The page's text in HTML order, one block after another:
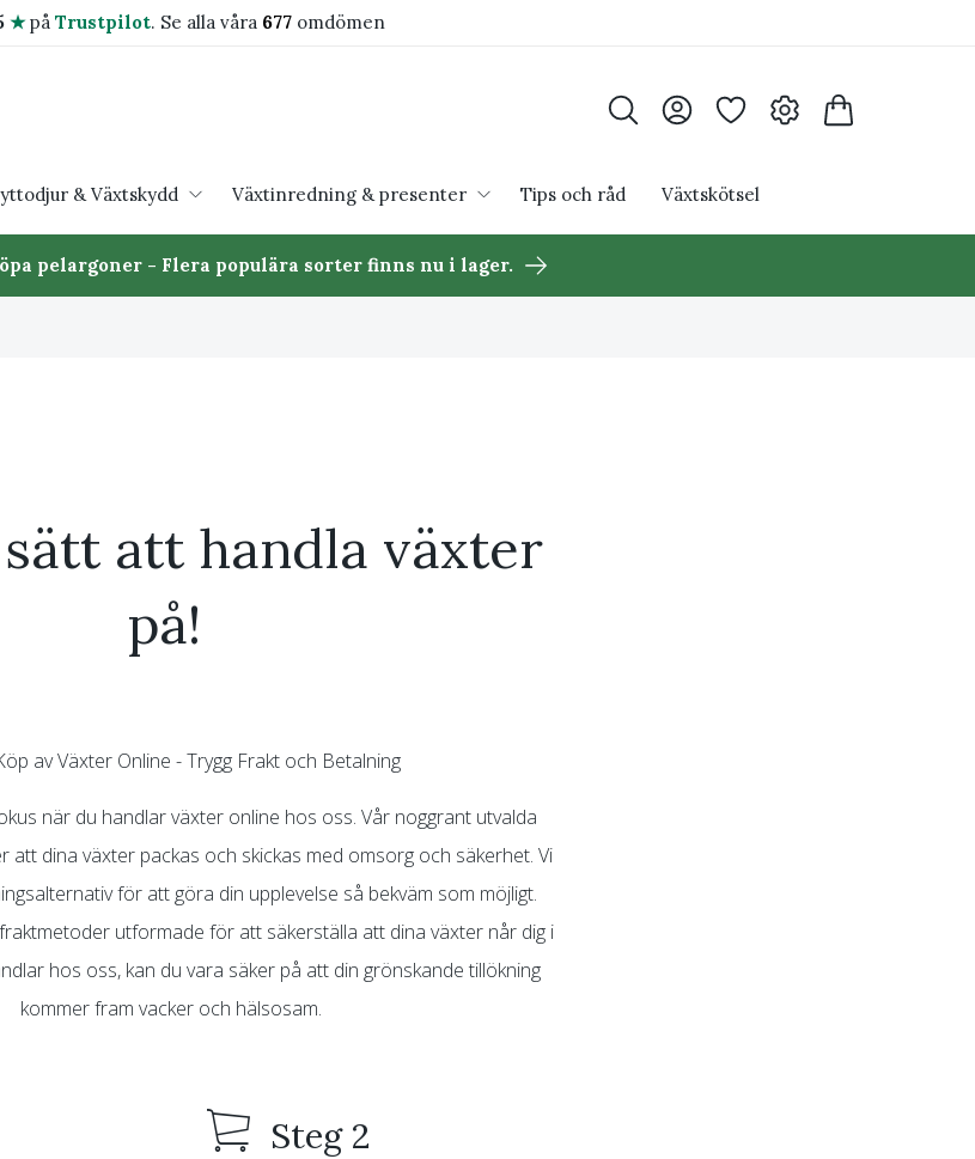
★på Trustpilot. Se alla våra 677omdömen
& Växtskydd Växtinredning & presenter Tips och råd Växtskötsel
pelargoner - Flera populära sorter finns nu i lager.
att handla växter
på!
av Växter Online - Trygg Frakt och Betalning
när du handlar växter online hos oss. Vår noggrant utvalda
att dina växter packas och skickas med omsorg och säkerhet. Vi
för att göra din upplevelse så bekväm som möjligt.
utformade för att säkerställa att dina växter når dig i
hos oss, kan du vara säker på att din grönskande tillökning
kommer fram vacker och hälsosam.
Steg 2